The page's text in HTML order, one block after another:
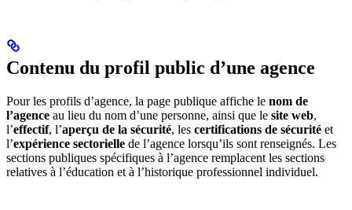
Contenu du profil public d’une agence
Pour les profils d’agence, la page publique affiche le nom de
l’agence au lieu du nom d’une personne, ainsi que le site web,
l’effectif, l’aperçu de la sécurité, les certifications de sécurité et
l’expérience sectorielle de l’agence lorsqu’ils sont renseignés. Les
sections publiques spécifiques à l’agence remplacent les sections
relatives à l’éducation et à l’historique professionnel individuel.